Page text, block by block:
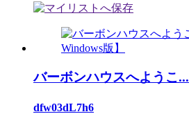
バーボンハウスへようこ...
dfw03dL7h6